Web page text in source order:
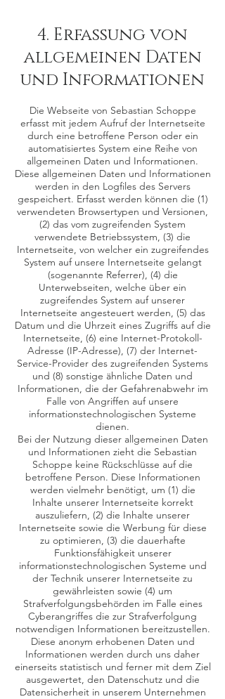
4. Erfassung von
allgemeinen Daten
und Informationen
Die Webseite von Sebastian Schoppe
erfasst mit jedem Aufruf der Internetseite
durch eine betroffene Person oder ein
automatisiertes System eine Reihe von
allgemeinen Daten und Informationen.
Diese allgemeinen Daten und Informationen
werden in den Logfiles des Servers
gespeichert. Erfasst werden können die (1)
verwendeten Browsertypen und Versionen,
(2) das vom zugreifenden System
verwendete Betriebssystem, (3) die
Internetseite, von welcher ein zugreifendes
System auf unsere Internetseite gelangt
(sogenannte Referrer), (4) die
Unterwebseiten, welche über ein
zugreifendes System auf unserer
Internetseite angesteuert werden, (5) das
Datum und die Uhrzeit eines Zugriffs auf die
Internetseite, (6) eine Internet-Protokoll-
Adresse (IP-Adresse), (7) der Internet-
Service-Provider des zugreifenden Systems
und (8) sonstige ähnliche Daten und
Informationen, die der Gefahrenabwehr im
Falle von Angriffen auf unsere
informationstechnologischen Systeme
dienen.
Bei der Nutzung dieser allgemeinen Daten
und Informationen zieht die Sebastian
Schoppe keine Rückschlüsse auf die
betroffene Person. Diese Informationen
werden vielmehr benötigt, um (1) die
Inhalte unserer Internetseite korrekt
auszuliefern, (2) die Inhalte unserer
Internetseite sowie die Werbung für diese
zu optimieren, (3) die dauerhafte
Funktionsfähigkeit unserer
informationstechnologischen Systeme und
der Technik unserer Internetseite zu
gewährleisten sowie (4) um
Strafverfolgungsbehörden im Falle eines
Cyberangriffes die zur Strafverfolgung
notwendigen Informationen bereitzustellen.
Diese anonym erhobenen Daten und
Informationen werden durch uns daher
einerseits statistisch und ferner mit dem Ziel
ausgewertet, den Datenschutz und die
Datensicherheit in unserem Unternehmen